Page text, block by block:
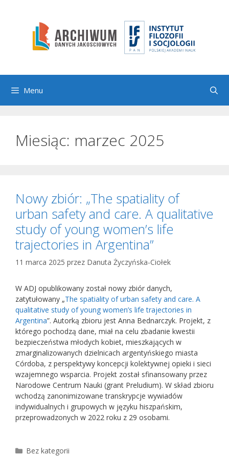
Menu
Miesiąc: marzec 2025
Nowy zbiór: „The spatiality of
urban safety and care. A qualitative
study of young women’s life
trajectories in Argentina”
11 marca 2025 przez Danuta Życzyńska-Ciołek
W ADJ opublikowany został nowy zbiór danych,
zatytułowany „The spatiality of urban safety and care. A
qualitative study of young women’s life trajectories in
Argentina”. Autorką zbioru jest Anna Bednarczyk. Projekt, z
którego pochodzą dane, miał na celu zbadanie kwestii
bezpieczeństwa młodych kobiet, mieszkających w
zmarginalizowanych dzielnicach argentyńskiego miasta
Córdoba, z perspektywy koncepcji kolektywnej opieki i sieci
wzajemnego wsparcia. Projekt został sfinansowany przez
Narodowe Centrum Nauki (grant Preludium). W skład zbioru
wchodzą zanonimizowane transkrypcje wywiadów
indywidualnych i grupowych w języku hiszpańskim,
przeprowadzonych w 2022 roku z 29 osobami.
Kategorie
Bez kategorii